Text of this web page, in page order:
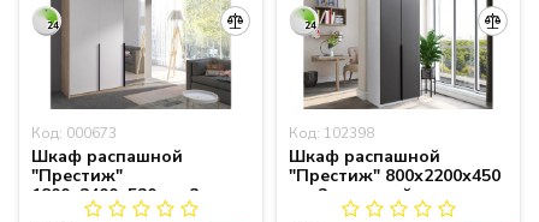
24
Код: 000673
Шкаф распашной
"Престиж"
1800х2400х520 мм 3-
дверный
24
Код: 102398
Шкаф распашной
"Престиж" 800х2200х450
мм 2-дверный